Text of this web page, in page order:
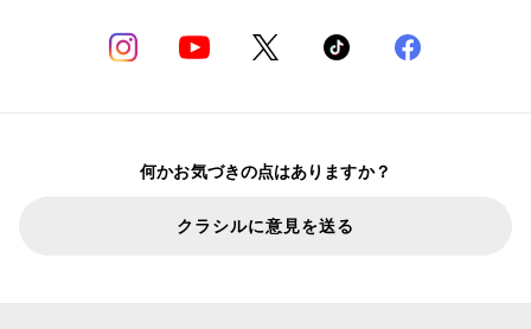
何かお気づきの点はありますか？
クラシルに意見を送る